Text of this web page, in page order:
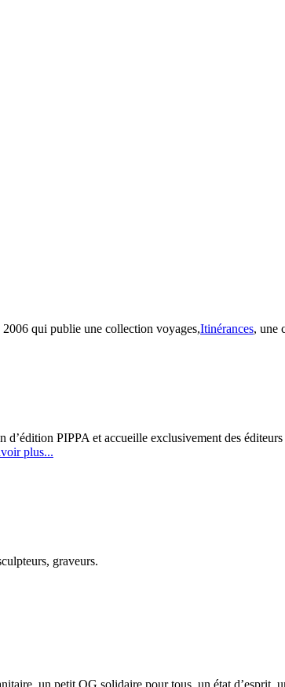
2006 qui publie une collection voyages,Itinérances, une
PIPPA et accueille exclusivement des
plus...
graveurs.
un petit QG solidaire pour tous, un état d’esprit,